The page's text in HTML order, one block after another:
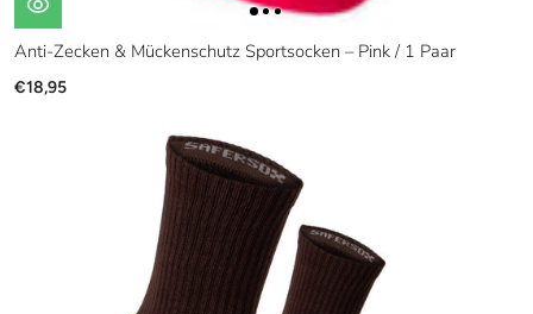
Anti-Zecken & Mückenschutz Sportsocken – Pink / 1 Paar
€18,95